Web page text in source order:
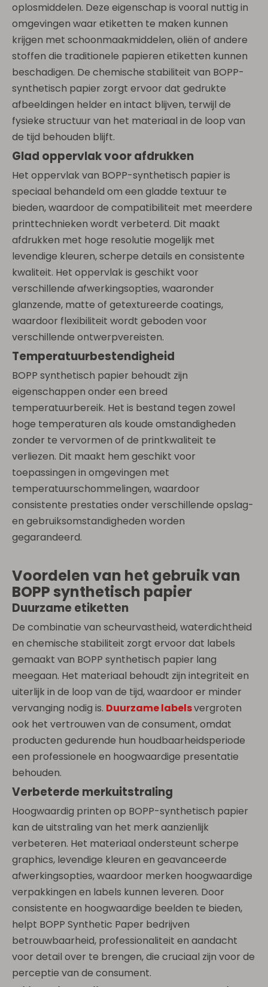
oplosmiddelen. Deze eigenschap is vooral nuttig in
omgevingen waar etiketten te maken kunnen
krijgen met schoonmaakmiddelen, oliën of andere
stoffen die traditionele papieren etiketten kunnen
beschadigen. De chemische stabiliteit van BOPP-
synthetisch papier zorgt ervoor dat gedrukte
afbeeldingen helder en intact blijven, terwijl de
fysieke structuur van het materiaal in de loop van
de tijd behouden blijft.
Glad oppervlak voor afdrukken
Het oppervlak van BOPP-synthetisch papier is
speciaal behandeld om een ​​gladde textuur te
bieden, waardoor de compatibiliteit met meerdere
printtechnieken wordt verbeterd. Dit maakt
afdrukken met hoge resolutie mogelijk met
levendige kleuren, scherpe details en consistente
kwaliteit. Het oppervlak is geschikt voor
verschillende afwerkingsopties, waaronder
glanzende, matte of getextureerde coatings,
waardoor flexibiliteit wordt geboden voor
verschillende ontwerpvereisten.
Temperatuurbestendigheid
BOPP synthetisch papier behoudt zijn
eigenschappen onder een breed
temperatuurbereik. Het is bestand tegen zowel
hoge temperaturen als koude omstandigheden
zonder te vervormen of de printkwaliteit te
verliezen. Dit maakt hem geschikt voor
toepassingen in omgevingen met
temperatuurschommelingen, waardoor
consistente prestaties onder verschillende opslag-
en gebruiksomstandigheden worden
gegarandeerd.
Voordelen van het gebruik van
BOPP synthetisch papier
Duurzame etiketten
De combinatie van scheurvastheid, waterdichtheid
en chemische stabiliteit zorgt ervoor dat labels
gemaakt van BOPP synthetisch papier lang
meegaan. Het materiaal behoudt zijn integriteit en
uiterlijk in de loop van de tijd, waardoor er minder
vervanging nodig is. Duurzame labelsvergroten
ook het vertrouwen van de consument, omdat
producten gedurende hun houdbaarheidsperiode
een professionele en hoogwaardige presentatie
behouden.
Verbeterde merkuitstraling
Hoogwaardig printen op BOPP-synthetisch papier
kan de uitstraling van het merk aanzienlijk
verbeteren. Het materiaal ondersteunt scherpe
graphics, levendige kleuren en geavanceerde
afwerkingsopties, waardoor merken hoogwaardige
verpakkingen en labels kunnen leveren. Door
consistente en hoogwaardige beelden te bieden,
helpt BOPP Synthetic Paper bedrijven
betrouwbaarheid, professionaliteit en aandacht
voor detail over te brengen, die cruciaal zijn voor de
perceptie van de consument.